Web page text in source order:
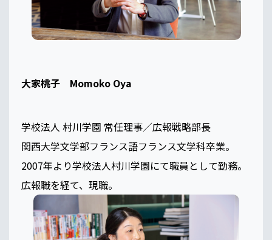
大家桃子 Momoko Oya
学校法人 村川学園 常任理事／広報戦略部長
関西大学文学部フランス語フランス文学科卒業。
2007年より学校法人村川学園にて職員として勤務。
広報職を経て、現職。